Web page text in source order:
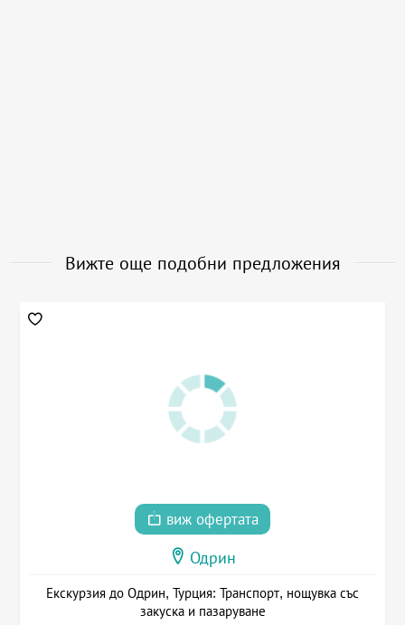
Вижте още подобни предложения
виж офертата
Одрин
Екскурзия до Одрин, Турция: Транспорт, нощувка със
закуска и пазаруване